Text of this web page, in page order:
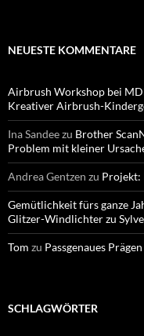
NEUESTE KOMMENTARE
Airbrush Workshop bei
Kreativer Airbrush-
Ina Sandeezu Brother
Problem mit kleiner
Andrea Gentzen zu Projekt:
Gemütlichkeit fürs ganze
Glitzer-Windlichter zu
Tom zu Passgenaues
SCHLAGWÖRTER